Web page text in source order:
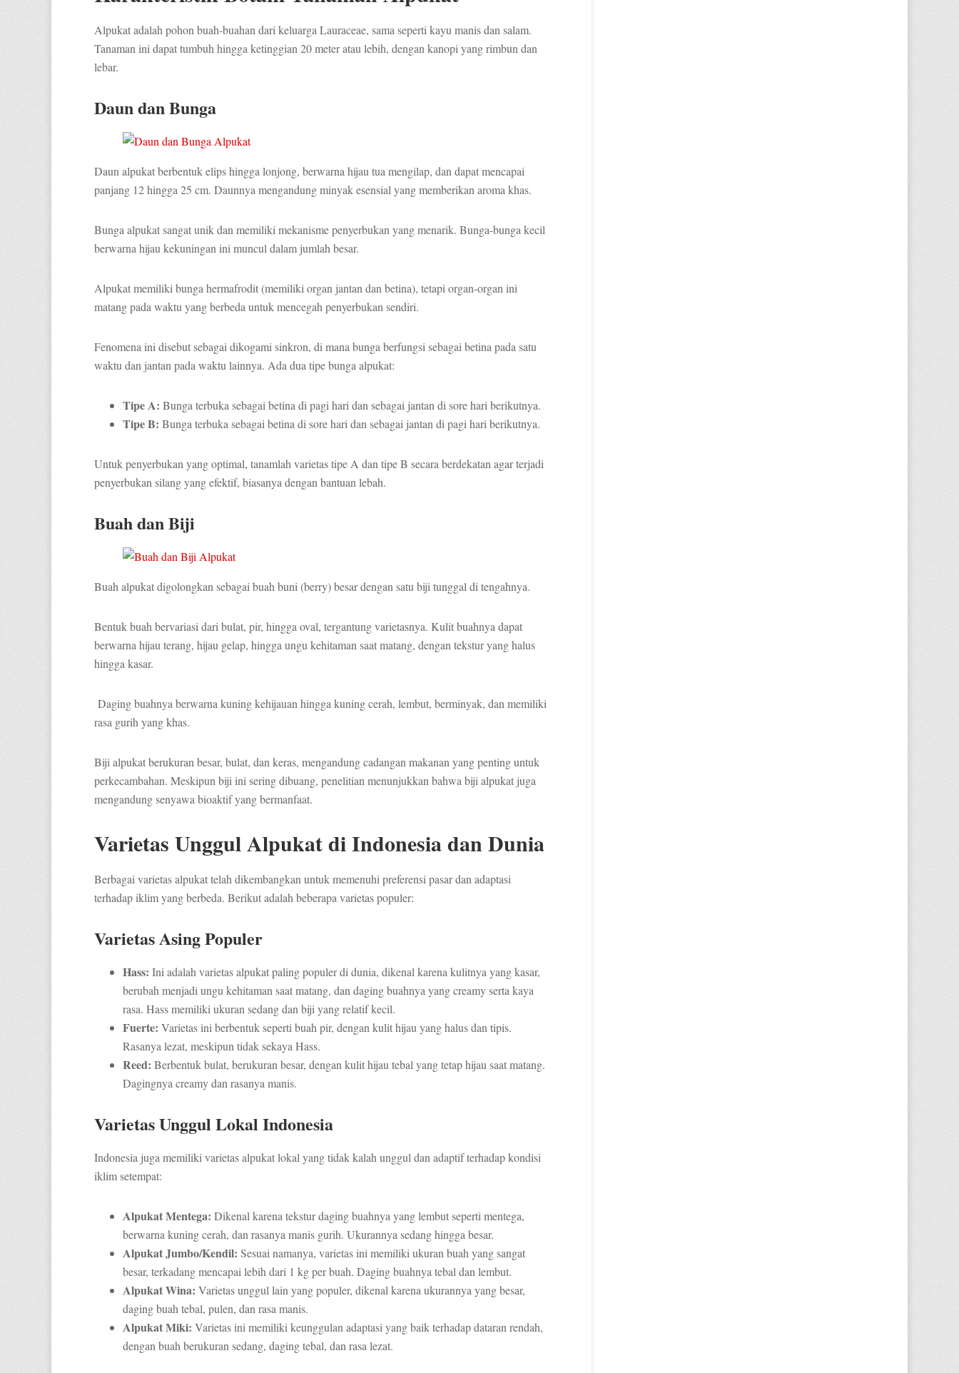
Alpukat adalah pohon buah-buahan dari keluarga Lauraceae, sama seperti kayu manis dan salam.
Tanaman ini dapat tumbuh hingga ketinggian 20 meter atau lebih, dengan kanopi yang rimbun dan
lebar.
Daun dan Bunga
Daun alpukat berbentuk elips hingga lonjong, berwarna hijau tua mengilap, dan dapat mencapai
panjang 12 hingga 25 cm. Daunnya mengandung minyak esensial yang memberikan aroma khas.
Bunga alpukat sangat unik dan memiliki mekanisme penyerbukan yang menarik. Bunga-bunga kecil
berwarna hijau kekuningan ini muncul dalam jumlah besar.
Alpukat memiliki bunga hermafrodit (memiliki organ jantan dan betina), tetapi organ-organ ini
matang pada waktu yang berbeda untuk mencegah penyerbukan sendiri.
Fenomena ini disebut sebagai dikogami sinkron, di mana bunga berfungsi sebagai betina pada satu
waktu dan jantan pada waktu lainnya. Ada dua tipe bunga alpukat:
Tipe A: Bunga terbuka sebagai betina di pagi hari dan sebagai jantan di sore hari berikutnya.
Tipe B: Bunga terbuka sebagai betina di sore hari dan sebagai jantan di pagi hari berikutnya.
Untuk penyerbukan yang optimal, tanamlah varietas tipe A dan tipe B secara berdekatan agar terjadi
penyerbukan silang yang efektif, biasanya dengan bantuan lebah.
Buah dan Biji
Buah alpukat digolongkan sebagai buah buni (berry) besar dengan satu biji tunggal di tengahnya.
Bentuk buah bervariasi dari bulat, pir, hingga oval, tergantung varietasnya. Kulit buahnya dapat
berwarna hijau terang, hijau gelap, hingga ungu kehitaman saat matang, dengan tekstur yang halus
hingga kasar.
Daging buahnya berwarna kuning kehijauan hingga kuning cerah, lembut, berminyak, dan memiliki
rasa gurih yang khas.
Biji alpukat berukuran besar, bulat, dan keras, mengandung cadangan makanan yang penting untuk
perkecambahan. Meskipun biji ini sering dibuang, penelitian menunjukkan bahwa biji alpukat juga
mengandung senyawa bioaktif yang bermanfaat.
Varietas Unggul Alpukat di Indonesia dan Dunia
Berbagai varietas alpukat telah dikembangkan untuk memenuhi preferensi pasar dan adaptasi
terhadap iklim yang berbeda. Berikut adalah beberapa varietas populer:
Varietas Asing Populer
Hass: Ini adalah varietas alpukat paling populer di dunia, dikenal karena kulitnya yang kasar,
berubah menjadi ungu kehitaman saat matang, dan daging buahnya yang creamy serta kaya
rasa. Hass memiliki ukuran sedang dan biji yang relatif kecil.
Fuerte: Varietas ini berbentuk seperti buah pir, dengan kulit hijau yang halus dan tipis.
Rasanya lezat, meskipun tidak sekaya Hass.
Reed: Berbentuk bulat, berukuran besar, dengan kulit hijau tebal yang tetap hijau saat matang.
Dagingnya creamy dan rasanya manis.
Varietas Unggul Lokal Indonesia
Indonesia juga memiliki varietas alpukat lokal yang tidak kalah unggul dan adaptif terhadap kondisi
iklim setempat:
Alpukat Mentega: Dikenal karena tekstur daging buahnya yang lembut seperti mentega,
berwarna kuning cerah, dan rasanya manis gurih. Ukurannya sedang hingga besar.
Alpukat Jumbo/Kendil: Sesuai namanya, varietas ini memiliki ukuran buah yang sangat
besar, terkadang mencapai lebih dari 1 kg per buah. Daging buahnya tebal dan lembut.
Alpukat Wina: Varietas unggul lain yang populer, dikenal karena ukurannya yang besar,
daging buah tebal, pulen, dan rasa manis.
Alpukat Miki: Varietas ini memiliki keunggulan adaptasi yang baik terhadap dataran rendah,
dengan buah berukuran sedang, daging tebal, dan rasa lezat.